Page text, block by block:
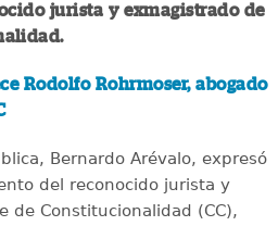
jurista y exmagistrado de
Rodolfo Rohrmoser, abogado
Bernardo Arévalo, expresó
del reconocido jurista y
de Constitucionalidad (CC),